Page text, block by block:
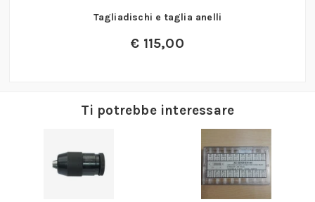
Tagliadischi e taglia anelli
€ 115,00
Ti potrebbe interessare